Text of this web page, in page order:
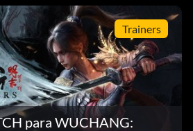
Trainers
para WUCHANG: